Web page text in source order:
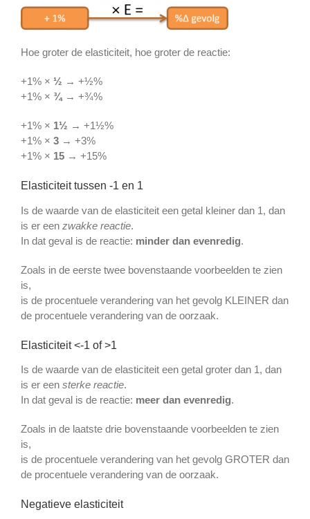
Hoe groter de elasticiteit, hoe groter de reactie:
+1% × ½ → +½%
+1% × ¾ → +¾%
+1% × 1½ → +1½%
+1% × 3 → +3%
+1% × 15 → +15%
Elasticiteit tussen -1 en 1
Is de waarde van de elasticiteit een getal kleiner dan 1, dan
is er een zwakke reactie.
In dat geval is de reactie: minder dan evenredig.
Zoals in de eerste twee bovenstaande voorbeelden te zien
is,
is de procentuele verandering van het gevolg KLEINER dan
de procentuele verandering van de oorzaak.
Elasticiteit <-1 of >1
Is de waarde van de elasticiteit een getal groter dan 1, dan
is er een sterke reactie.
In dat geval is de reactie: meer dan evenredig.
Zoals in de laatste drie bovenstaande voorbeelden te zien
is,
is de procentuele verandering van het gevolg GROTER dan
de procentuele verandering van de oorzaak.
Negatieve elasticiteit